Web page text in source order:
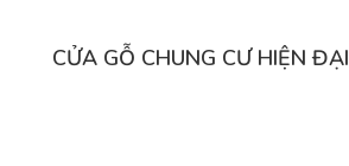
CỬA GỖ CHUNG CƯ HIỆN ĐẠI